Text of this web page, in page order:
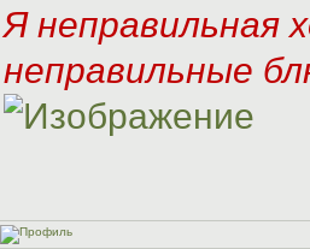
Я неправильная
неправильные